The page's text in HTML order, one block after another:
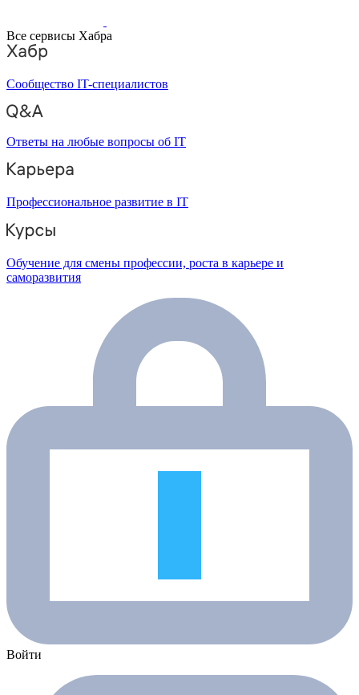
Все сервисы Хабра
Сообщество IT-специалистов
Ответы на любые вопросы об IT
Профессиональное развитие в IT
Обучение для смены профессии, роста в карьере и
саморазвития
Войти